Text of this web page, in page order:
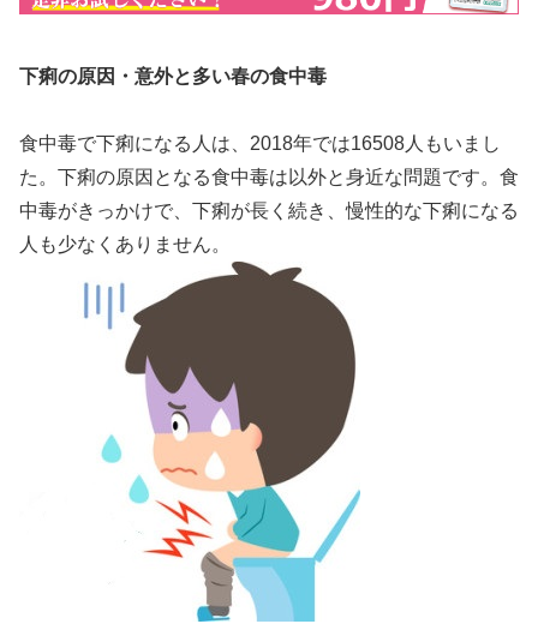
下痢の原因・意外と多い春の食中毒
食中毒で下痢になる人は、2018年では16508人もいまし
た。下痢の原因となる食中毒は以外と身近な問題です。食
中毒がきっかけで、下痢が長く続き、慢性的な下痢になる
人も少なくありません。